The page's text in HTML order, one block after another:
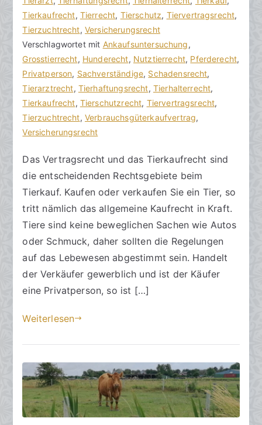
R
e
c
h
t
s
a
n
w
l
t
e
e
r
ö
f
f
e
n
t
l
c
h
t
a
m
.
F
e
r
r
2
0
2
Tierkaufrecht, Tierrecht, Tierschutz, Tiervertragsrecht,
Tierzuchtrecht, Versicherungsrecht
Verschlagwortet mit Ankaufsuntersuchung,
Grosstierrecht, Hunderecht, Nutztierrecht, Pferderecht,
Privatperson, Sachverständige, Schadensrecht,
Tierarztrecht, Tierhaftungsrecht, Tierhalterrecht,
Tierkaufrecht, Tierschutzrecht, Tiervertragsrecht,
Tierzuchtrecht, Verbrauchsgüterkaufvertrag,
Versicherungsrecht
m
e
n
t
a
r
e
zu
Tierkaufrecht
Das Vertragsrecht und das Tierkaufrecht sind
die entscheidenden Rechtsgebiete beim
Tierkauf. Kaufen oder verkaufen Sie ein Tier, so
tritt nämlich das allgemeine Kaufrecht in Kraft.
Tiere sind keine beweglichen Sachen wie Autos
oder Schmuck, daher sollten die Regelungen
auf das Lebewesen abgestimmt sein. Handelt
der Verkäufer gewerblich und ist der Käufer
eine Privatperson, so ist […]
Weiterlesen